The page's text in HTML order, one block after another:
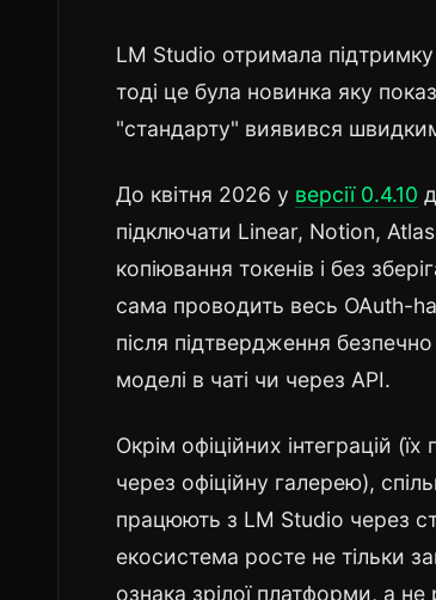
LM Studio отримала
тоді це була новинка яку
"стандарту" виявився
До квітня 2026 у версії 0.4.10
підключати Linear, Notion,
копіювання токенів і без
сама проводить весь OAuth-
після підтвердження
моделі в чаті чи через API.
Окрім офіційних інтеграцій
через офіційну галерею),
працюють з LM Studio через
екосистема росте не тільки
ознака зрілої платформи, а не